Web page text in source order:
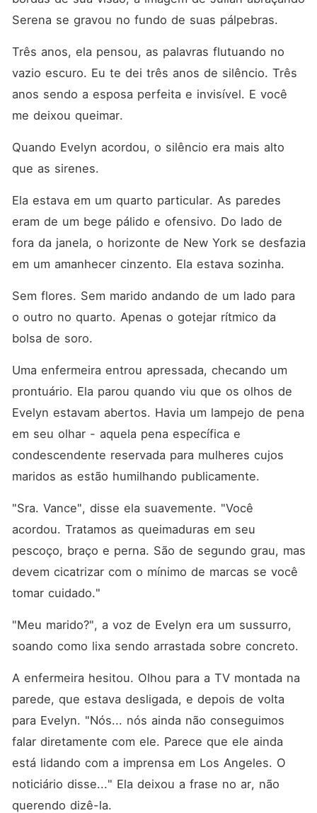
Serena se gravou no fundo de suas pálpebras.
Três anos, ela pensou, as palavras flutuando no
vazio escuro. Eu te dei três anos de silêncio. Três
anos sendo a esposa perfeita e invisível. E você
me deixou queimar.
Quando Evelyn acordou, o silêncio era mais alto
que as sirenes.
Ela estava em um quarto particular. As paredes
eram de um bege pálido e ofensivo. Do lado de
fora da janela, o horizonte de New York se desfazia
em um amanhecer cinzento. Ela estava sozinha.
Sem flores. Sem marido andando de um lado para
o outro no quarto. Apenas o gotejar rítmico da
bolsa de soro.
Uma enfermeira entrou apressada, checando um
prontuário. Ela parou quando viu que os olhos de
Evelyn estavam abertos. Havia um lampejo de pena
em seu olhar - aquela pena específica e
condescendente reservada para mulheres cujos
maridos as estão humilhando publicamente.
"Sra. Vance", disse ela suavemente. "Você
acordou. Tratamos as queimaduras em seu
pescoço, braço e perna. São de segundo grau, mas
devem cicatrizar com o mínimo de marcas se você
tomar cuidado."
"Meu marido?", a voz de Evelyn era um sussurro,
soando como lixa sendo arrastada sobre concreto.
A enfermeira hesitou. Olhou para a TV montada na
parede, que estava desligada, e depois de volta
para Evelyn. "Nós... nós ainda não conseguimos
falar diretamente com ele. Parece que ele ainda
está lidando com a imprensa em Los Angeles. O
noticiário disse..." Ela deixou a frase no ar, não
querendo dizê-la.